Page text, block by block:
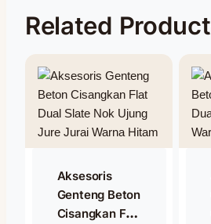
Related
Aksesoris
Genteng Beton
Cisangkan Flat